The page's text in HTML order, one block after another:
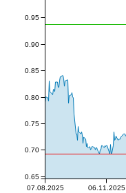
07.08.2025 06.11.2025
0.65
0.70
0.75
0.80
0.85
0.90
0.95